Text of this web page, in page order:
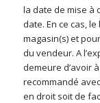
la date de mise à
date. En ce cas,
magasin(s) et
du vendeur. A
demeure d’avoir
recommandé
en droit soit de